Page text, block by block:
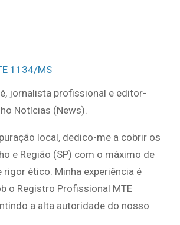
1134/MS
jornalista profissional e editor-
Notícias (News).
local, dedico-me a cobrir os
e Região (SP) com o máximo de
rigor ético. Minha experiência é
o Registro Profissional MTE
a alta autoridade do nosso